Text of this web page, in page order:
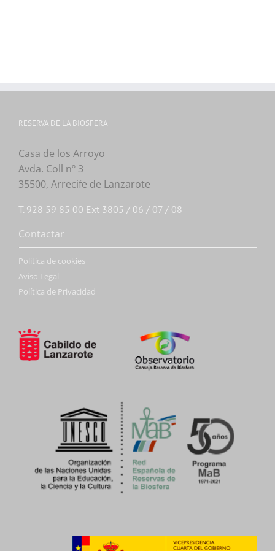
RESERVA DE LA BIOSFERA
Casa de los Arroyo
Avda. Coll nº 3
35500, Arrecife de Lanzarote
T. 928 59 85 00 Ext 3805 / 06 / 07 / 08
Contactar
Politica de cookies
Aviso Legal
Política de Privacidad